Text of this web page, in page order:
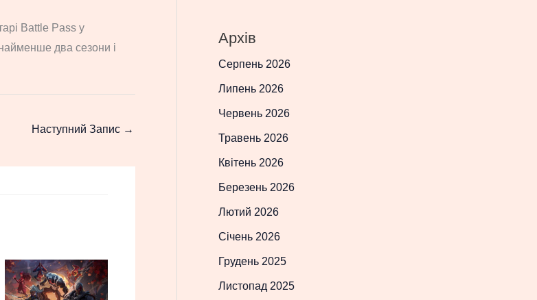
Battle Pass у
два сезони і
Наступний Запис →
Архів
Серпень 2026
Липень 2026
Червень 2026
Травень 2026
Квітень 2026
Березень 2026
Лютий 2026
Січень 2026
Грудень 2025
Листопад 2025